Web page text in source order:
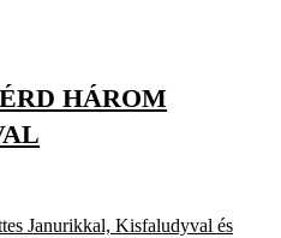
HÁROM
Janurikkal, Kisfaludyval és